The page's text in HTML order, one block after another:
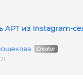
АРТ из Instagram-